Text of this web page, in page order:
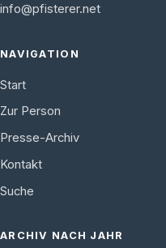
info@pfisterer.net
NAVIGATION
Start
Zur Person
Presse-Archiv
Kontakt
Suche
ARCHIV NACH JAHR